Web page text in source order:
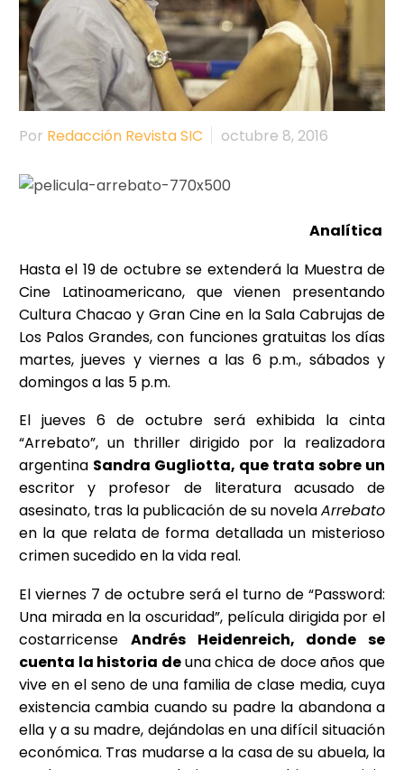
Por Redacción Revista SIC octubre 8, 2016
Analítica
Hasta el 19 de octubre se extenderá la Muestra de
Cine Latinoamericano, que vienen presentando
Cultura Chacao y Gran Cine en la Sala Cabrujas de
Los Palos Grandes, con funciones gratuitas los días
martes, jueves y viernes a las 6 p.m., sábados y
domingos a las 5 p.m.
El jueves 6 de octubre será exhibida la cinta
“Arrebato”, un thriller dirigido por la realizadora
argentina Sandra Gugliotta, que trata sobre un
escritor y profesor de literatura acusado de
asesinato, tras la publicación de su novelaArrebato
en la que relata de forma detallada un misterioso
crimen sucedido en la vida real.
El viernes 7 de octubre será el turno de “Password:
Una mirada en la oscuridad”, película dirigida por el
costarricense Andrés Heidenreich, donde se
cuenta la historia deuna chica de doce años que
vive en el seno de una familia de clase media, cuya
existencia cambia cuando su padre la abandona a
ella y a su madre, dejándolas en una difícil situación
económica. Tras mudarse a la casa de su abuela, la